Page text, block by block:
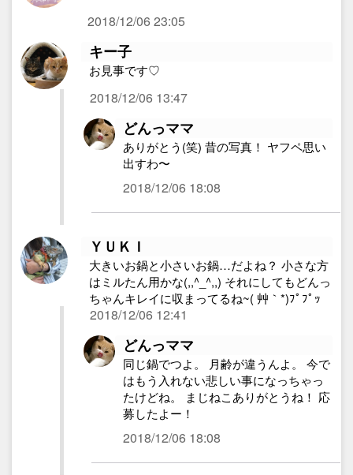
2018/12/06 23:05
キー子
お見事です♡
2018/12/06 13:47
どんっママ
ありがとう(笑) 昔の写真！ ヤフペ思い
出すわ〜
2018/12/06 18:08
ＹＵＫＩ
大きいお鍋と小さいお鍋…だよね？ 小さな方
はミルたん用かな(,,^_^,,) それにしてもどんっ
ちゃんキレイに収まってるね~( 艸｀*)ﾌﾟﾌﾟｯ
2018/12/06 12:41
どんっママ
同じ鍋でつよ。 月齢が違うんよ。 今で
はもう入れない悲しい事になっちゃっ
たけどね。 まじねこありがとうね！ 応
募したよー！
2018/12/06 18:08